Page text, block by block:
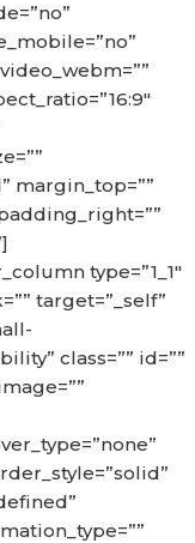
margin_top=””
type=”1_1″
target=”_self”
class=”” id=””